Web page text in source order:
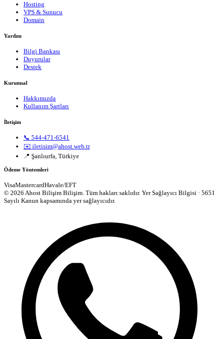
Hosting
VPS & Sunucu
Domain
Yardım
Bilgi Bankası
Duyurular
Destek
Kurumsal
Hakkımızda
Kullanım Şartları
İletişim
📞 544-471-6541
✉️ iletisim@ahost.web.tr
📍 Şanlıurfa, Türkiye
Ödeme Yöntemleri
VisaMastercardHavale/EFT
© 2026 Ahost Bilişim Bilişim. Tüm hakları saklıdır. Yer Sağlayıcı Bilgisi · 5651
Sayılı Kanun kapsamında yer sağlayıcıdır.